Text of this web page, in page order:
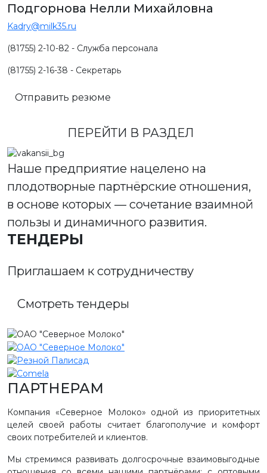
Подгорнова Нелли Михайловна
Kadry@milk35.ru
(81755) 2-10-82 - Служба персонала
(81755) 2-16-38 - Секретарь
Отправить резюме
ПЕРЕЙТИ В РАЗДЕЛ
Наше предприятие нацелено на
плодотворные партнёрские отношения,
в основе которых — сочетание взаимной
пользы и динамичного развития.
ТЕНДЕРЫ
Приглашаем к сотрудничеству
Смотреть тендеры
ПАРТНЕРАМ
Компания «Северное Молоко» одной из приоритетных
целей своей работы считает благополучие и комфорт
своих потребителей и клиентов.
Мы стремимся развивать долгосрочные взаимовыгодные